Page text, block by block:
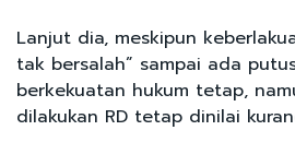
Lanjut dia, meskipun
tak bersalah” sampai ada
berkekuatan hukum tetap,
dilakukan RD tetap dinilai